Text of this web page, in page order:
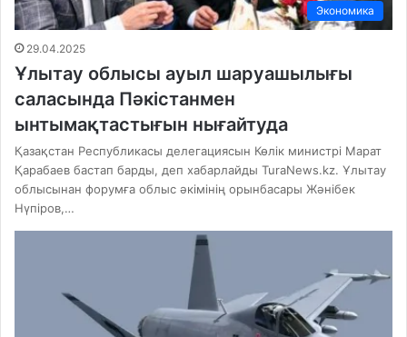
Экономика
29.04.2025
Ұлытау облысы ауыл шаруашылығы
саласында Пәкістанмен
ынтымақтастығын нығайтуда
Қазақстан Республикасы делегациясын Көлік министрі Марат
Қарабаев бастап барды, деп хабарлайды TuraNews.kz. Ұлытау
облысынан форумға облыс әкімінің орынбасары Жәнібек
Нүпіров,…